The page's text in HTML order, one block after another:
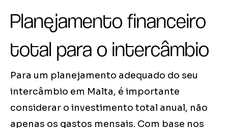
Planejamento financeiro
total para o intercâmbio
Para um planejamento adequado do seu
intercâmbio em Malta, é importante
considerar o investimento total anual, não
apenas os gastos mensais. Com base nos